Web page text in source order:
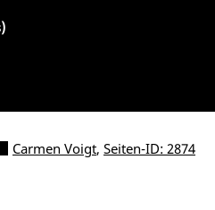
Carmen Voigt, Seiten-ID: 2874